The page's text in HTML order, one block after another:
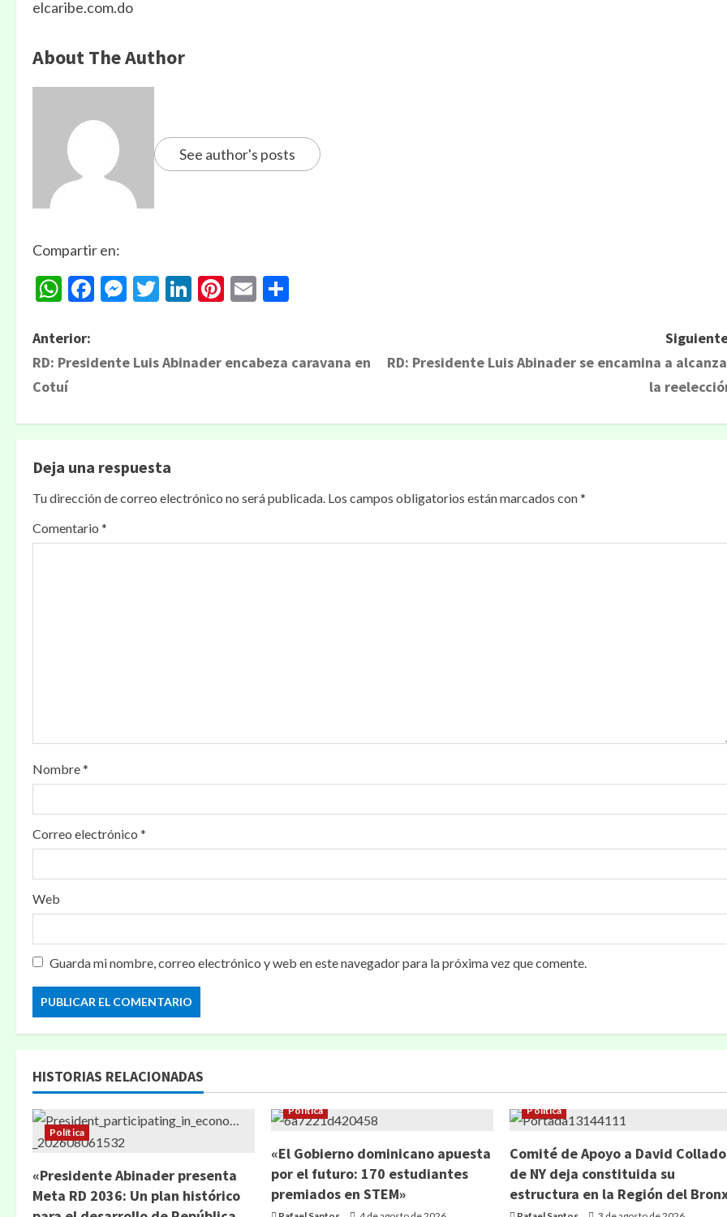
elcaribe.com.do
About The Author
See author's posts
Compartir en:
WhatsApp
Facebook
Messenger
Twitter
LinkedIn
Pinterest
Email
N
a
g
a
c
e
n
t
r
a
d
a
s
Anterior:
RD: Presidente Luis Abinader encabeza caravana en
Cotuí
RD: Presidente Luis Abinader se encamina a
la
Deja una respuesta
Tu dirección de correo electrónico no será publicada. Los campos obligatorios están marcados con*
Comentario *
Nombre*
Correo electrónico *
Web
Guarda mi nombre, correo electrónico y web en este navegador para la próxima vez que comente.
HISTORIAS RELACIONADAS
Política
«Presidente Abinader presenta
Meta RD 2036: Un plan histórico
Política
«El Gobierno dominicano apuesta
por el futuro: 170 estudiantes
premiados en STEM»
Política
Comité de Apoyo a David Collado
de NY deja constituida su
estructura en la Región del